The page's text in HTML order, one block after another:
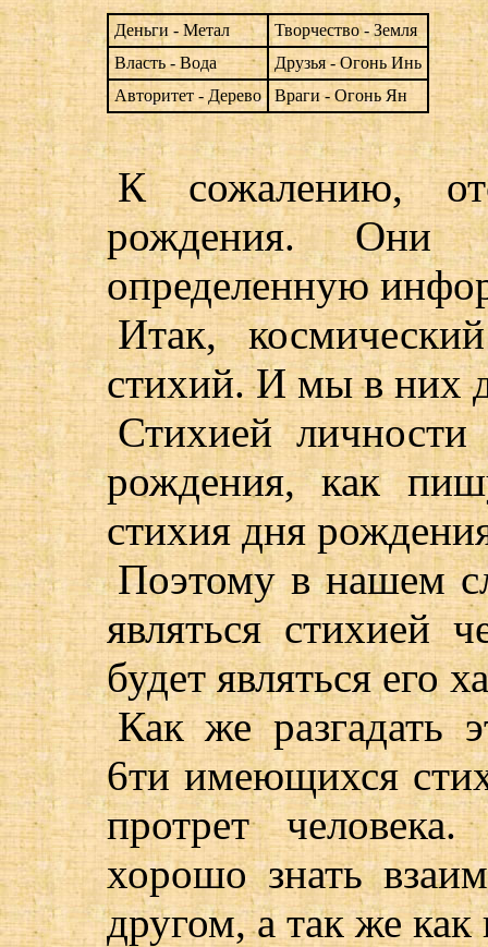
Деньги - Метал
Творчество - Земля
Власть - Вода
Друзья - Огонь Инь
Авторитет - Дерево
Враги - Огонь Ян
К сожалению,
рождения.
определенную
Итак,
стихий. И мы в них
Стихией личности
рождения, как
стихия дня
Поэтому в нашем
являться стихией
будет являться его
Как же разгадать
6ти имеющихся
протрет
хорошо знать
другом, а так же